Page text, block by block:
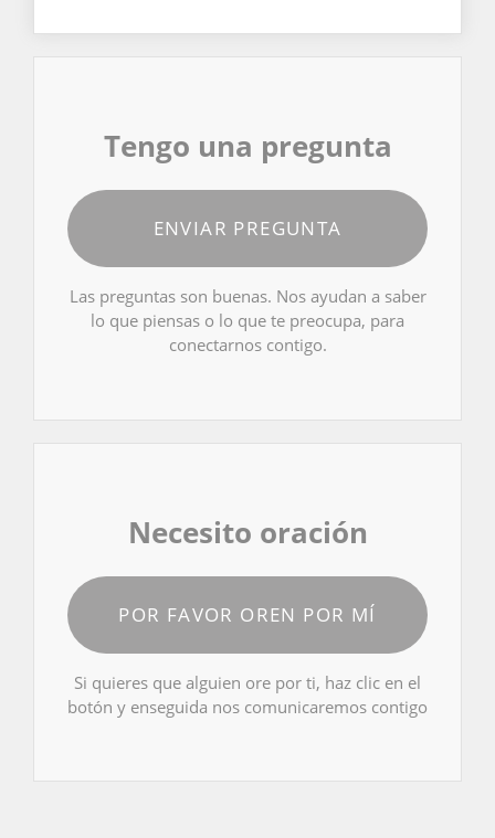
Tengo una pregunta
ENVIAR PREGUNTA
Las preguntas son buenas. Nos ayudan a saber
lo que piensas o lo que te preocupa, para
conectarnos contigo.
Necesito oración
POR FAVOR OREN POR MÍ
Si quieres que alguien ore por ti, haz clic en el
botón y enseguida nos comunicaremos contigo